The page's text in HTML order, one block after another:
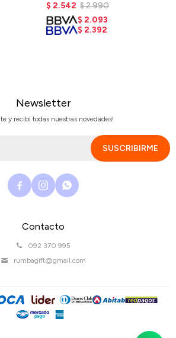
$ 2.542 $2.990
$ 2.093
$ 2.392
Contacto
092 370 995
rumbagift@gmail.com
Newsletter
y recibí todas nuestras novedades!
SUSCRIBIRME
  